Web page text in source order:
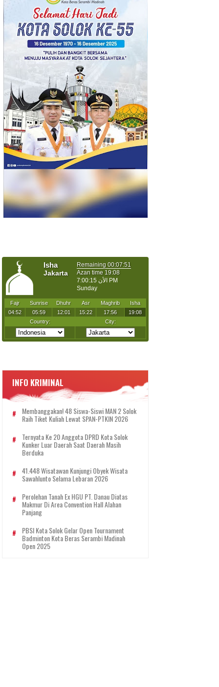
INFO KRIMINAL
Membanggakan! 48 Siswa-Siswi MAN 2 Solok
Raih Tiket Kuliah Lewat SPAN-PTKIN 2026
Ternyata Ke 20 Anggota DPRD Kota Solok
Kunker Luar Daerah Saat Daerah Masih
Berduka
41.448 Wisatawan Kunjungi Obyek Wisata
Sawahlunto Selama Lebaran 2026
Perolehan Tanah Ex HGU PT. Danau Diatas
Makmur Di Area Convention Hall Alahan
Panjang
PBSI Kota Solok Gelar Open Tournament
Badminton Kota Beras Serambi Madinah
Open 2025